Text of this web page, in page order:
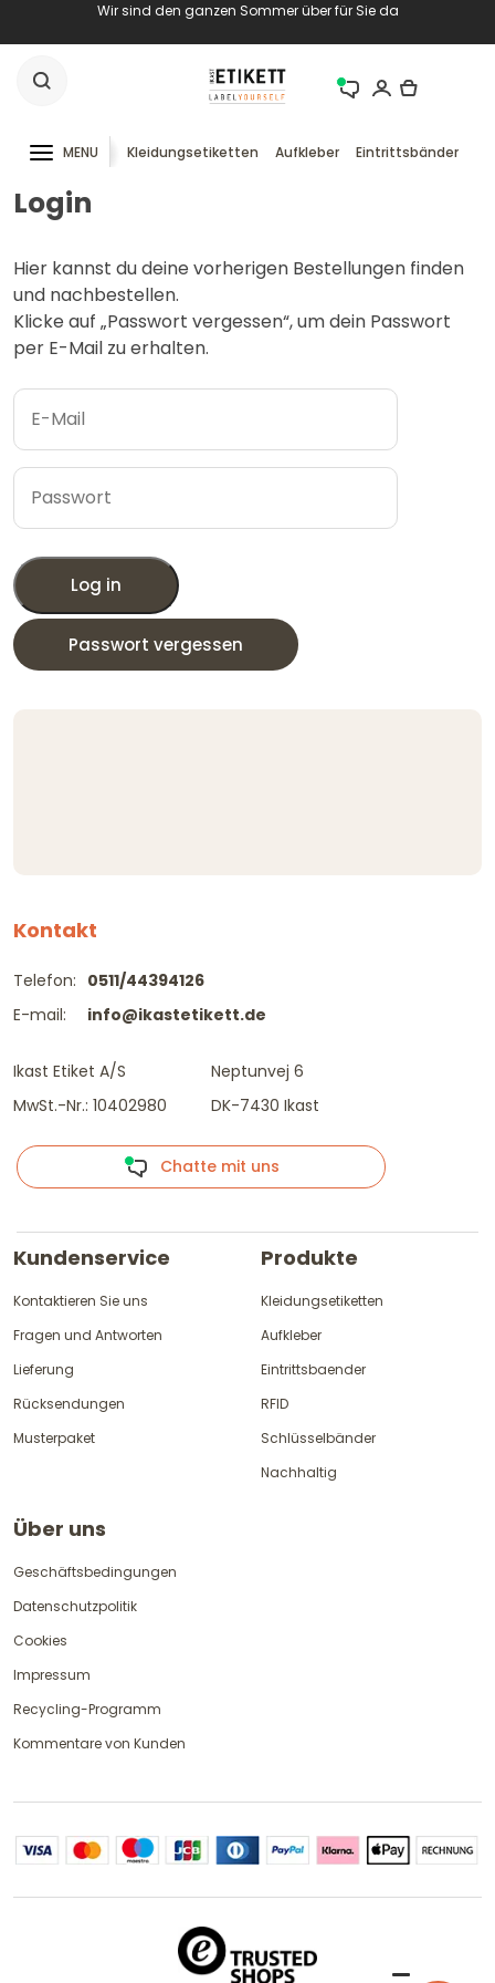
Wir sind den ganzen Sommer über für Sie da
MENU Kleidungsetiketten Aufkleber Eintrittsbänder
Login
Hier kannst du deine vorherigen Bestellungen finden
und nachbestellen.
Klicke auf „Passwort vergessen“, um dein Passwort
per E-Mail zu erhalten.
Log in
Passwort vergessen
Kontakt
Telefon:
E-mail:
0511/44394126
info@ikastetikett.de
Ikast Etiket A/S
MwSt.-Nr.: 10402980
Neptunvej 6
DK-7430 Ikast
Chatte mit uns
Kundenservice
Kontaktieren Sie uns
Fragen und Antworten
Lieferung
Rücksendungen
Musterpaket
Produkte
Kleidungsetiketten
Aufkleber
Eintrittsbaender
RFID
Schlüsselbänder
Nachhaltig
Über uns
Geschäftsbedingungen
Datenschutzpolitik
Cookies
Impressum
Recycling-Programm
Kommentare von Kunden